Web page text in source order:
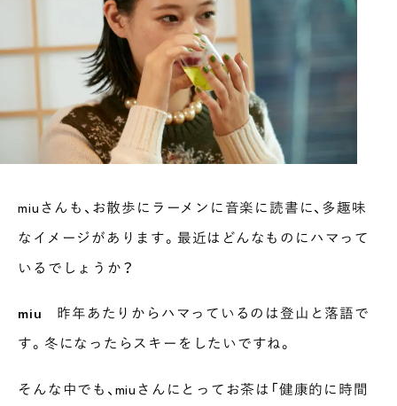
miuさんも、お散歩にラーメンに音楽に読書に、多趣味
なイメージがあります。最近はどんなものにハマって
いるでしょうか？
miu 昨年あたりからハマっているのは登山と落語で
す。冬になったらスキーをしたいですね。
そんな中でも、miuさんにとってお茶は「健康的に時間